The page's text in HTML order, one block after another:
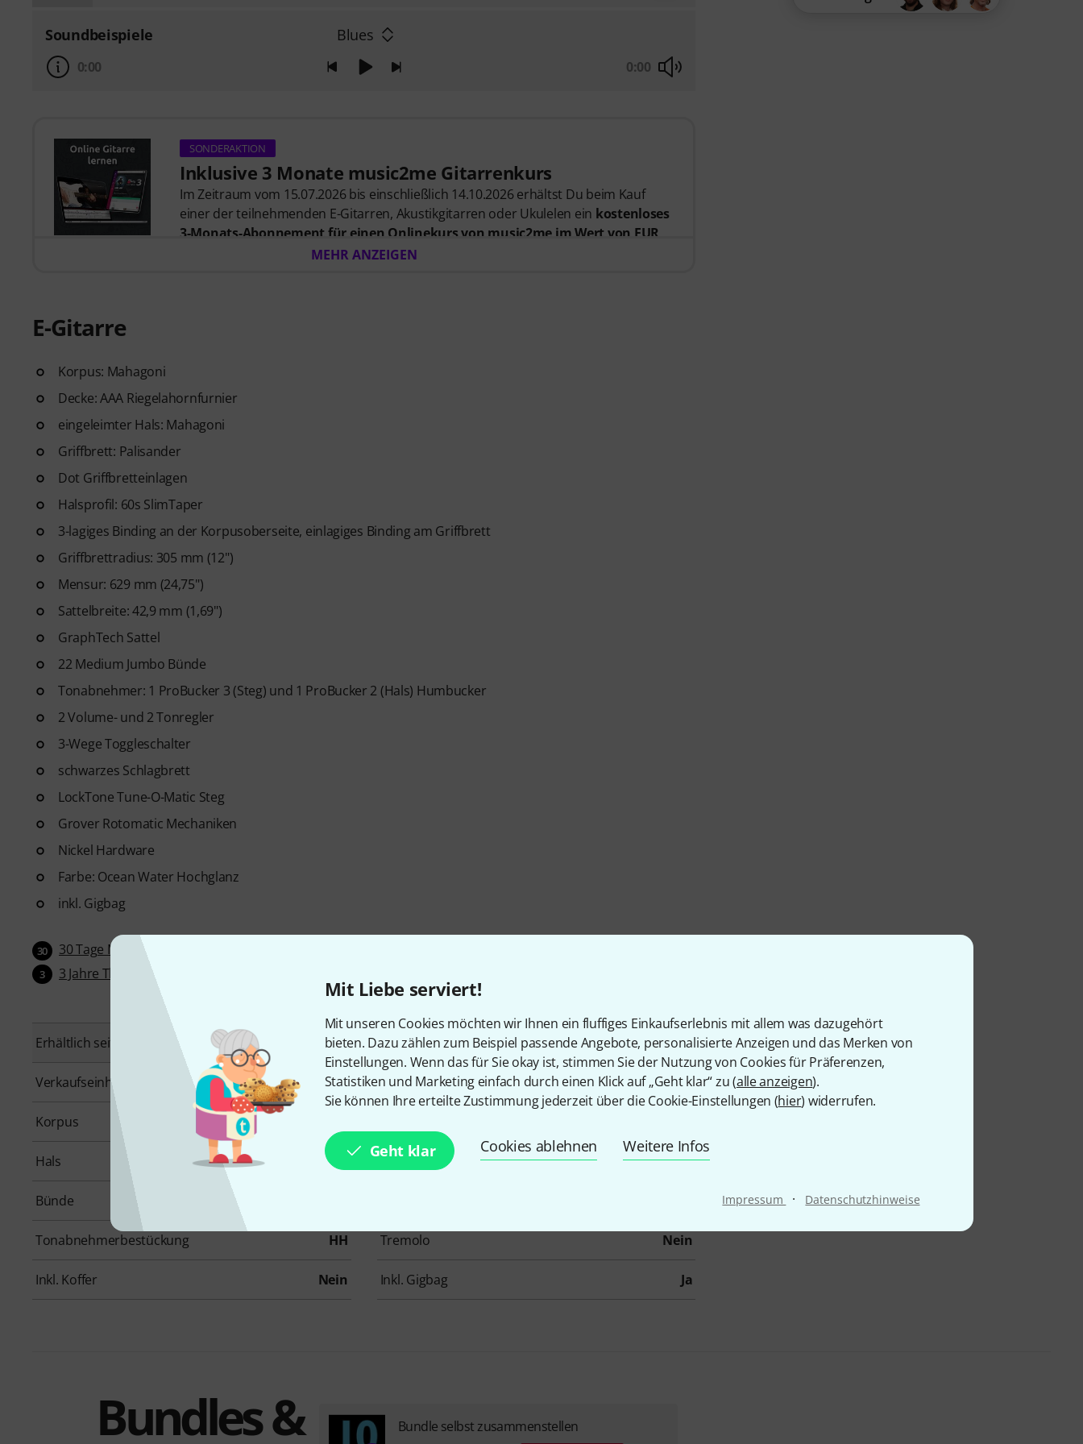
Mit Liebe serviert!
Mit unseren Cookies möchten wir Ihnen ein fluffiges Einkaufserlebnis mit allem was dazugehört
bieten. Dazu zählen zum Beispiel passende Angebote, personalisierte Anzeigen und das Merken von
Einstellungen. Wenn das für Sie okay ist, stimmen Sie der Nutzung von Cookies für Präferenzen,
Statistiken und Marketing einfach durch einen Klick auf „Geht klar“ zu (alle anzeigen).
Sie können Ihre erteilte Zustimmung jederzeit über die Cookie-Einstellungen (hier) widerrufen.
Geht klar Cookies ablehnen Weitere Infos
Impressum · Datenschutzhinweise
Soundbeispiele Blues
0:00 0:00
SONDERAKTION
Inklusive 3 Monate music2me Gitarrenkurs
Im Zeitraum vom 15.07.2026 bis einschließlich 14.10.2026 erhältst Du beim Kauf
einer der teilnehmenden E-Gitarren, Akustikgitarren oder Ukulelen ein kostenloses
3-Monats-Abonnement für einen Onlinekurs von music2me im Wert von EUR
. Nach dem Versand deiner Bestellung bekommst du den Freischaltcode
Ausdrucken sowie intelligentem Videoplayer mit Übungsfunktion, Zeitlupe und
weitere Features.
MEHR ANZEIGEN
E-Gitarre
Korpus: Mahagoni
Decke: AAA Riegelahornfurnier
eingeleimter Hals: Mahagoni
Griffbrett: Palisander
Dot Griffbretteinlagen
Halsprofil: 60s SlimTaper
3-lagiges Binding an der Korpusoberseite, einlagiges Binding am Griffbrett
Griffbrettradius: 305 mm (12")
Mensur: 629 mm (24,75")
Sattelbreite: 42,9 mm (1,69")
GraphTech Sattel
22 Medium Jumbo Bünde
Tonabnehmer: 1 ProBucker 3 (Steg) und 1 ProBucker 2 (Hals) Humbucker
2 Volume- und 2 Tonregler
3-Wege Toggleschalter
schwarzes Schlagbrett
LockTone Tune-O-Matic Steg
Grover Rotomatic Mechaniken
Nickel Hardware
Farbe: Ocean Water Hochglanz
inkl. Gigbag
30 30 Tage Money-Back-Garantie
3 3 Jahre Thomann Garantie
Erhältlich seit Januar 2026 Artikelnummer 634559
Verkaufseinheit 1 Stück Farbe Ocean Blue
Korpus
Hals Mahagoni Griffbrett Palisander
Bünde
Tonabnehmerbestückung HH Tremolo Nein
Inkl. Koffer Nein Inkl. Gigbag Ja
Bundles & Bundle selbst zusammenstellen